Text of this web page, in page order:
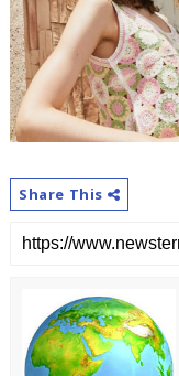
Share This